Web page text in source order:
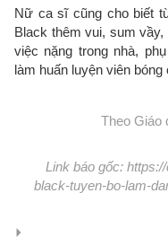
Nữ ca sĩ cũng cho biết
Black thêm vui, sum
việc nặng trong nhà,
làm huấn luyện viên bóng
Theo Giáo
Link báo gốc:
black-tuyen-bo-lam-